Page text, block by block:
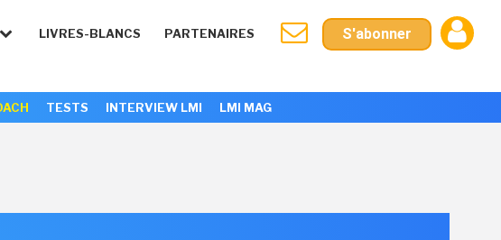
LIVRES-BLANCS PARTENAIRES S'abonner
TESTS INTERVIEW LMI LMI MAG